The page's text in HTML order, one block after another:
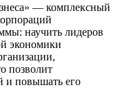
— комплексный
научить лидеров
экономики
позволит
и повышать его